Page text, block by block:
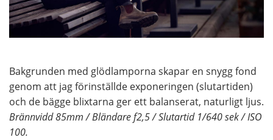
Bakgrunden med glödlamporna skapar en snygg fond
genom att jag förinställde exponeringen (slutartiden)
och de bägge blixtarna ger ett balanserat, naturligt ljus.
Brännvidd 85mm / Bländare f2,5 / Slutartid 1/640 sek / ISO
100.